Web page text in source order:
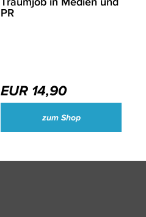
PR
EUR 14,90
zum Shop